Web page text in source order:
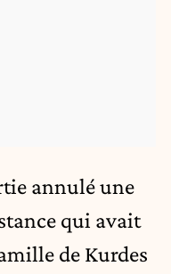
annulé une
qui avait
de Kurdes